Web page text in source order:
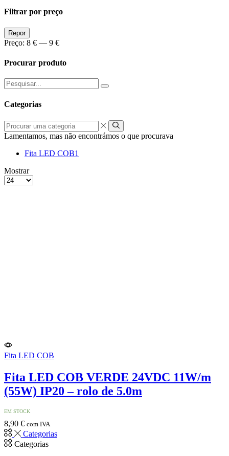
Filtrar por preço
Preço
Min
Preço
Max
Repor
Preço: 8 € — 9 €
Procurar produto
Pesquisar
por:
Categorias
uma
categoria
Lamentamos, mas não encontrámos o que procurava
Fita LED COB1
grelha
de
Lista
Mostrar
Produtos
Fita LED COB
Fita LED COB VERDE 24VDC 11W/m
(55W) IP20 – rolo de 5.0m
EM STOCK
8,90 € com IVA
Categorias
Categorias